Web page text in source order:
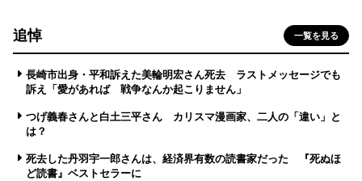
追悼 一覧を見る
長崎市出身・平和訴えた美輪明宏さん死去 ラストメッセージでも
訴え「愛があれば 戦争なんか起こりません」
つげ義春さんと白土三平さん カリスマ漫画家、二人の「違い」と
は？
死去した丹羽宇一郎さんは、経済界有数の読書家だった 『死ぬほ
ど読書』ベストセラーに